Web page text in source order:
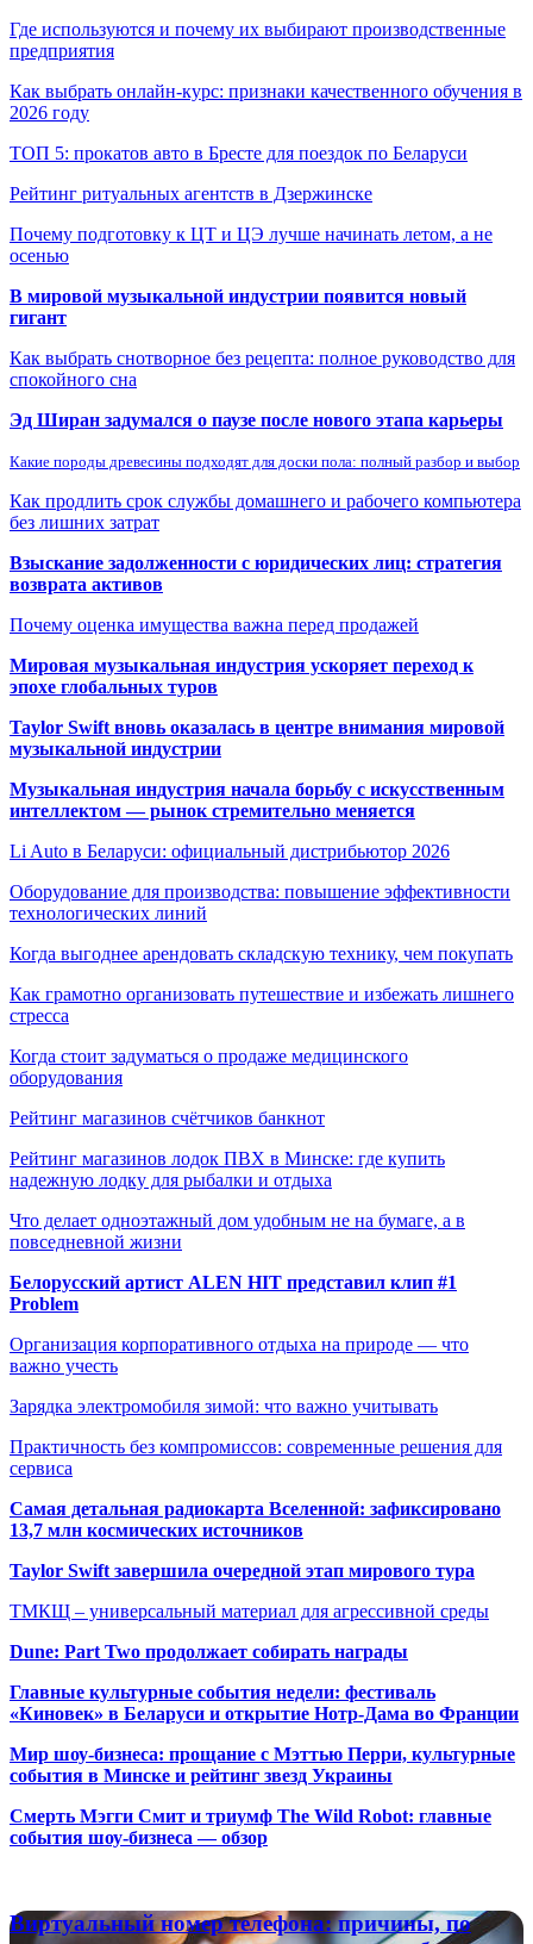
Где используются и почему их выбирают производственные
предприятия
Как выбрать онлайн-курс: признаки качественного обучения в
2026 году
ТОП 5: прокатов авто в Бресте для поездок по Беларуси
Рейтинг ритуальных агентств в Дзержинске
Почему подготовку к ЦТ и ЦЭ лучше начинать летом, а не
осенью
В мировой музыкальной индустрии появится новый
гигант
Как выбрать снотворное без рецепта: полное руководство для
спокойного сна
Эд Ширан задумался о паузе после нового этапа карьеры
Какие породы древесины подходят для доски пола: полный разбор и выбор
Как продлить срок службы домашнего и рабочего компьютера
без лишних затрат
Взыскание задолженности с юридических лиц: стратегия
возврата активов
Почему оценка имущества важна перед продажей
Мировая музыкальная индустрия ускоряет переход к
эпохе глобальных туров
Taylor Swift вновь оказалась в центре внимания мировой
музыкальной индустрии
Музыкальная индустрия начала борьбу с искусственным
интеллектом — рынок стремительно меняется
Li Auto в Беларуси: официальный дистрибьютор 2026
Оборудование для производства: повышение эффективности
технологических линий
Когда выгоднее арендовать складскую технику, чем покупать
Как грамотно организовать путешествие и избежать лишнего
стресса
Когда стоит задуматься о продаже медицинского
оборудования
Рейтинг магазинов счётчиков банкнот
Рейтинг магазинов лодок ПВХ в Минске: где купить
надежную лодку для рыбалки и отдыха
Что делает одноэтажный дом удобным не на бумаге, а в
повседневной жизни
Белорусский артист ALEN HIT представил клип #1
Problem
Организация корпоративного отдыха на природе — что
важно учесть
Зарядка электромобиля зимой: что важно учитывать
Практичность без компромиссов: современные решения для
сервиса
Самая детальная радиокарта Вселенной: зафиксировано
13,7 млн космических источников
Taylor Swift завершила очередной этап мирового тура
ТМКЩ – универсальный материал для агрессивной среды
Dune: Part Two продолжает собирать награды
Главные культурные события недели: фестиваль
«Киновек» в Беларуси и открытие Нотр-Дама во Франции
Мир шоу-бизнеса: прощание с Мэттью Перри, культурные
события в Минске и рейтинг звезд Украины
Смерть Мэгги Смит и триумф The Wild Robot: главные
события шоу-бизнеса — обзор
Виртуальный
Виртуальный номер телефона: причины, по